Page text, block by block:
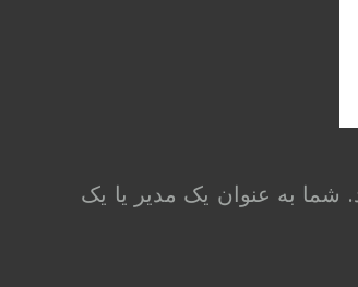
به عنوان یک مدیر یا یک